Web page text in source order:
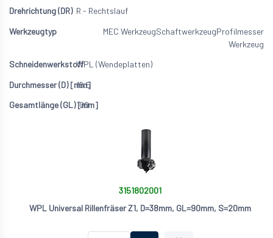
R - Rechtslauf
MEC WerkzeugSchaftwerkzeugProfilmesser
Werkzeug
WPL (Wendeplatten)
15.5
100
3151802001
WPL Universal Rillenfräser Z1, D=38mm, GL=90mm, S=20mm